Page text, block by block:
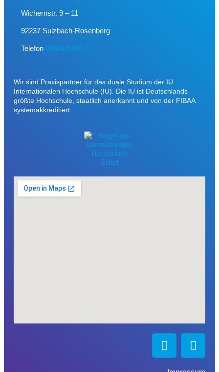
Wichernstr. 9 – 11
92237 Sulzbach-Rosenberg
Telefon 09661/8705-0
Wir sind Praxispartner für das duale Studium der IU
Internationalen Hochschule (IU). Die IU ist Deutschlands
größte Hochschule, staatlich anerkannt und von der FIBAA
systemakkreditiert.